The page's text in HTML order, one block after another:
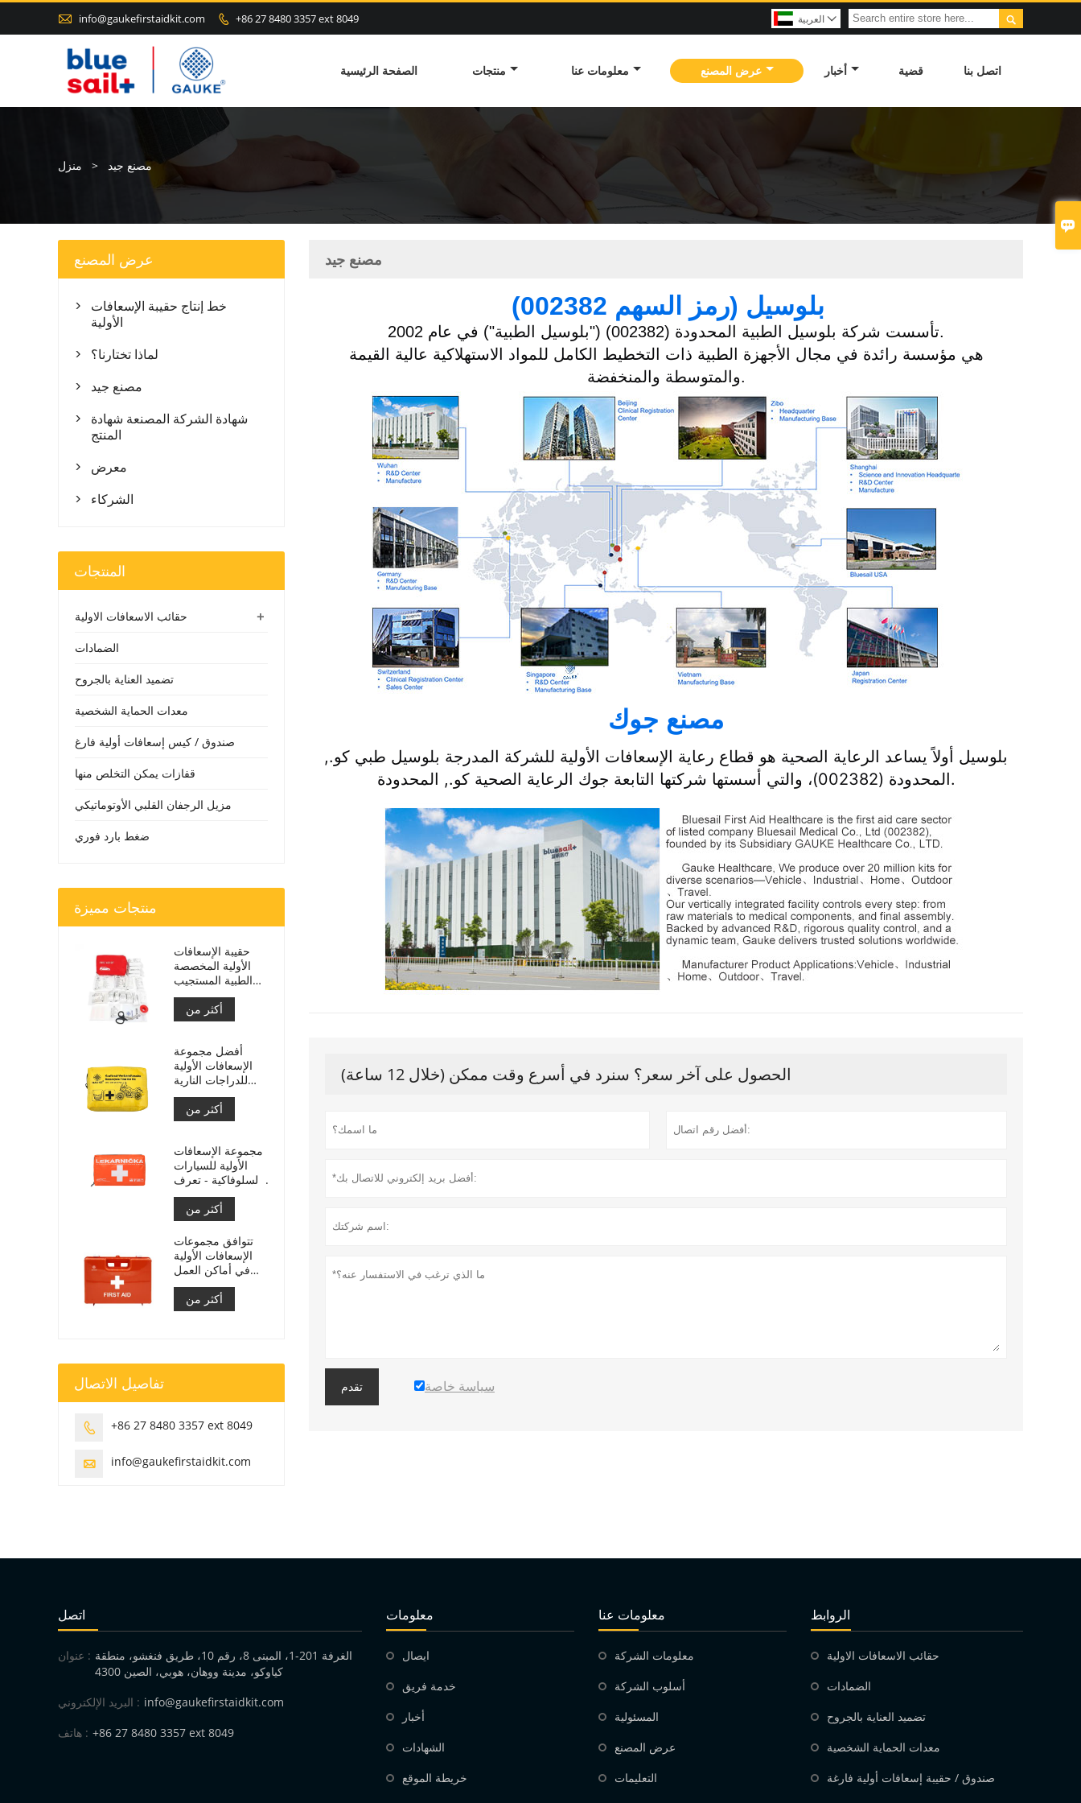

 info@gaukefirstaidkit.com  +86 27 8480 3357 ext 8049  العربية 
الصفحة الرئيسية منتجات معلومات عنا عرض المصنع أخبار قضية اتصل بنا
منزل > مصنع جيد
مصنع جيد
بلوسيل (رمز السهم 002382)
تأسست شركة بلوسيل الطبية المحدودة (002382) ("بلوسيل الطبية") في عام 2002.
هي مؤسسة رائدة في مجال الأجهزة الطبية ذات التخطيط الكامل للمواد الاستهلاكية عالية القيمة
والمتوسطة والمنخفضة.
مصنع جوك
بلوسيل أولاً يساعد الرعاية الصحية هو قطاع رعاية الإسعافات الأولية للشركة المدرجة بلوسيل طبي كو.,
المحدودة (002382)، والتي أسستها شركتها التابعة جوك الرعاية الصحية كو., المحدودة.
الحصول على آخر سعر؟ سنرد في أسرع وقت ممكن (خلال 12 ساعة)
تقدم سياسة خاصة
عرض المصنع

خط إنتاج حقيبة الإسعافات
الأولية
 لماذا تختارنا؟
 مصنع جيد

شهادة الشركة المصنعة شهادة
المنتج
 معرض
 الشركاء
المنتجات
+ حقائب الاسعافات الاولية
الضمادات
تضميد العناية بالجروح
معدات الحماية الشخصية
صندوق / كيس إسعافات أولية فارغ
قفازات يمكن التخلص منها
مزيل الرجفان القلبي الأوتوماتيكي
ضغط بارد فوري
منتجات مميزة
حقيبة الإسعافات
الأولية المخصصة
الطبية المستجيب
للسيارة
أكثر من
أفضل مجموعة
الإسعافات الأولية
للدراجات النارية
لراكبي الدراجات
النارية
أكثر من
مجموعة الإسعافات
الأولية للسيارات
السلوفاكية - تعرف
على م زد ريال
سعودي
č.143/2009
أكثر من
تتوافق مجموعات
الإسعافات الأولية
في أماكن العمل
الإيطالية مع دي إم
388 بتاريخ
15/07/2003
أكثر من
تفاصيل الاتصال
 +86 27 8480 3357 ext 8049
 info@gaukefirstaidkit.com
اتصل
عنوان : الغرفة 201-1، المبنى 8، رقم 10، طريق فنغشو، منطقة
كياوكو، مدينة ووهان، هوبي، الصين 4300
البريد الإلكتروني : info@gaukefirstaidkit.com
هاتف : +86 27 8480 3357 ext 8049
معلومات
ايصال
خدمة فريق
أخبار
الشهادات
خريطة الموقع
معلومات عنا
معلومات الشركة
أسلوب الشركة
المسئولية
عرض المصنع
التعليمات
الروابط
حقائب الاسعافات الاولية
الضمادات
تضميد العناية بالجروح
معدات الحماية الشخصية
صندوق / حقيبة إسعافات أولية فارغة